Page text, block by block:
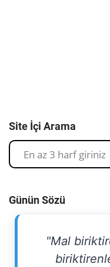
Site İçi Arama
Günün Sözü
"Mal